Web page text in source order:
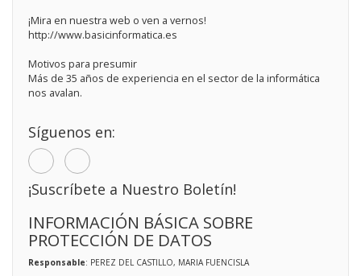
¡Mira en nuestra web o ven a vernos!
http://www.basicinformatica.es
Motivos para presumir
Más de 35 años de experiencia en el sector de la informática
nos avalan.
Síguenos en:
¡Suscríbete a Nuestro Boletín!
INFORMACIÓN BÁSICA SOBRE
PROTECCIÓN DE DATOS
Responsable: PEREZ DEL CASTILLO, MARIA FUENCISLA